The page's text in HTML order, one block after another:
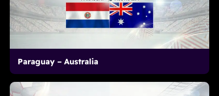
Paraguay – Australia